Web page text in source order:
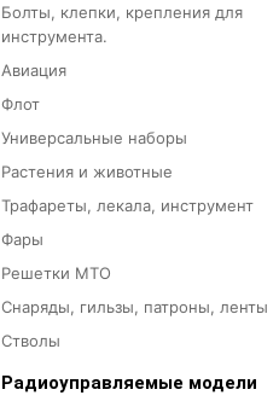
Болты, клепки, крепления для
инструмента.
Авиация
Флот
Универсальные наборы
Растения и животные
Трафареты, лекала, инструмент
Фары
Решетки МТО
Снаряды, гильзы, патроны, ленты
Стволы
Радиоуправляемые модели